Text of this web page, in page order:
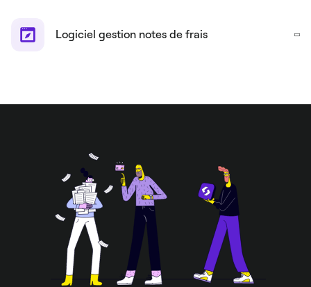
Logiciel gestion notes de frais